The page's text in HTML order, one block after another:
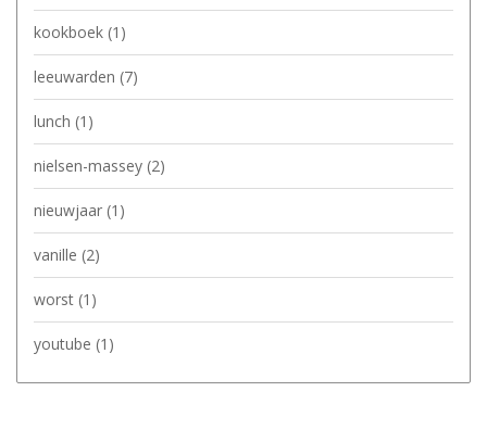
kookboek (1)
leeuwarden (7)
lunch (1)
nielsen-massey (2)
nieuwjaar (1)
vanille (2)
worst (1)
youtube (1)